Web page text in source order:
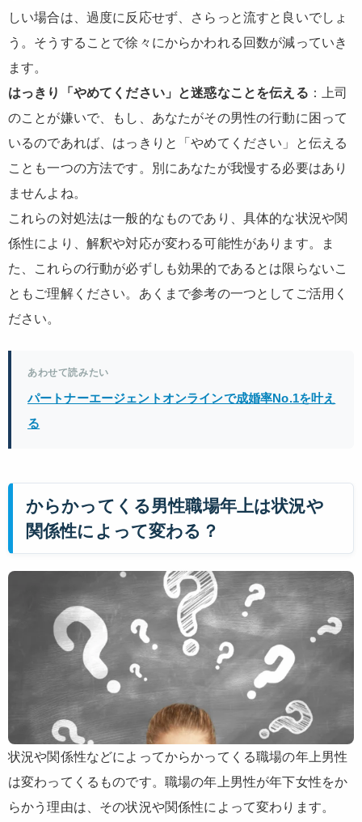
しい場合は、過度に反応せず、さらっと流すと良いでしょ
う。そうすることで徐々にからかわれる回数が減っていき
ます。
はっきり「やめてください」と迷惑なことを伝える ：上司
のことが嫌いで、もし、あなたがその男性の行動に困って
いるのであれば、はっきりと「やめてください」と伝える
ことも一つの方法です。別にあなたが我慢する必要はあり
ませんよね。
これらの対処法は一般的なものであり、具体的な状況や関
係性により、解釈や対応が変わる可能性があります。ま
た、これらの行動が必ずしも効果的であるとは限らないこ
ともご理解ください。あくまで参考の一つとしてご活用く
ださい。
あわせて読みたい
パートナーエージェントオンラインで成婚率No.1を叶え
る
からかってくる男性職場年上は状況や
関係性によって変わる？
状況や関係性などによってからかってくる職場の年上男性
は変わってくるものです。職場の年上男性が年下女性をか
らかう理由は、その状況や関係性によって変わります。